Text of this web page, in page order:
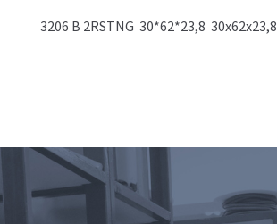
3206 B 2RSTNG 30*62*23,8 30x62x23,8